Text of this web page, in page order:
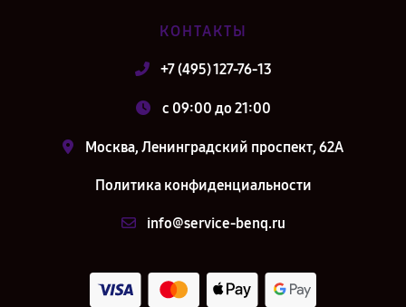
КОНТАКТЫ
+7 (495) 127-76-13
c 09:00 до 21:00
Москва, Ленинградский проспект, 62А
Политика конфиденциальности
info@service-benq.ru